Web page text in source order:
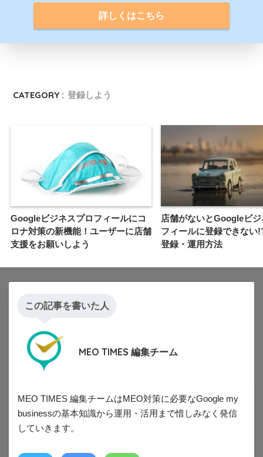
詳しくはこちら
CATEGORY : 登録しよう
Googleビジネスプロフィールにコ
ロナ対策の新機能！ユーザーに店舗
支援をお願いしよう
店舗がないとGoogleビ
フィールに登録できない
登録・運用方法
この記事を書いた人
MEO TIMES 編集チーム
MEO TIMES 編集チームはMEO対策に必要なGoogle my
businessの基本知識から運用・活用まで惜しみなく発信
していきます。